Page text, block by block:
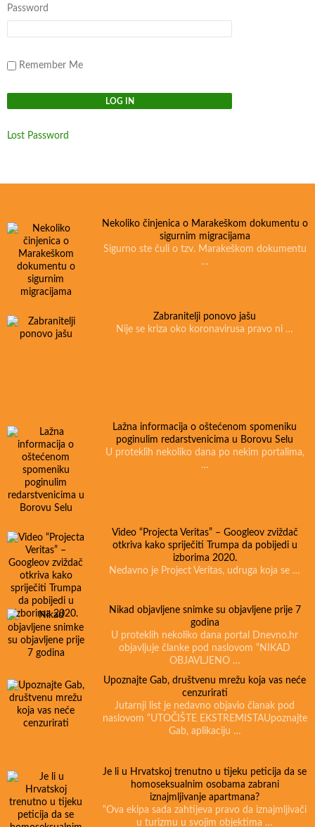
Password
Remember Me
Lost Password
Nekoliko činjenica o Marakeškom dokumentu o
sigurnim migracijama
Sigurno ste čuli o tzv. Marakeškom dokumentu
…
Zabranitelji ponovo jašu
Nije se kriza oko koronavirusa pravo ni …
Lažna informacija o oštećenom spomeniku
poginulim redarstvenicima u Borovu Selu
U proteklih nekoliko dana po nekim portalima,
…
Video “Projecta Veritas” – Googleov zviždač
otkriva kako spriječiti Trumpa da pobijedi u
izborima 2020.
Nedavno je Project Veritas, udruga koja se …
Nikad objavljene snimke su objavljene prije 7
godina
U proteklih nekoliko dana portal Dnevno.hr
objavljuje članke pod naslovom “NIKAD
OBJAVLJENO …
Upoznajte Gab, društvenu mrežu koja vas neće
cenzurirati
Jutarnji list je nedavno objavio članak pod
naslovom “UTOČIŠTE EKSTREMISTAUpoznajte
Gab, aplikaciju …
Je li u Hrvatskoj trenutno u tijeku peticija da se
homoseksualnim osobama zabrani
iznajmljivanje apartmana?
“Ova ekipa sada zahtijeva pravo da iznajmljivači
u turizmu u svojim objektima …